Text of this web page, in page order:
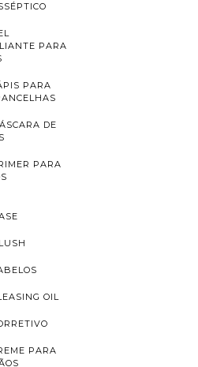
PARA
PARA
DE
PARA
OIL
PARA